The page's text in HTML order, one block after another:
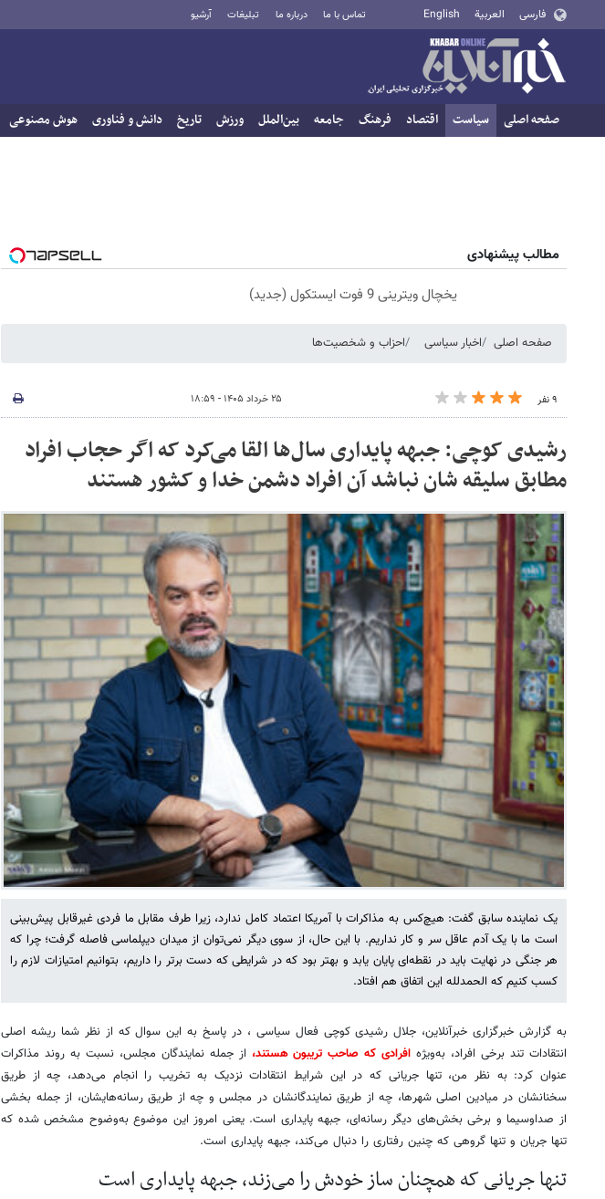
فارسی العربية English تماس با ما درباره ما تبلیغات آرشیو
صفحه اصلی سیاست اقتصاد فرهنگ جامعه بین‌الملل ورزش تاریخ دانش و فناوری هوش مصنوعی
مطالب پیشنهادی
یخچال ویترینی 9 فوت ایستکول (جدید)
صفحه اصلی اخبار سیاسی احزاب و شخصیت‌ها
۹ نفر ۲۵ خرداد ۱۴۰۵ - ۱۸:۵۹
رشیدی کوچی: جبهه پایداری سال‌ها القا می‌کرد که اگر حجاب افراد
مطابق سلیقه شان نباشد آن افراد دشمن خدا و کشور هستند
یک نماینده سابق گفت: هیچ‌کس به مذاکرات با آمریکا اعتماد کامل ندارد، زیرا طرف مقابل ما فردی غیرقابل پیش‌بینی
است ما با یک آدم عاقل سر و کار نداریم. با این حال، از سوی دیگر نمی‌توان از میدان دیپلماسی فاصله گرفت؛ چرا که
هر جنگی در نهایت باید در نقطه‌ای پایان یابد و بهتر بود که در شرایطی که دست برتر را داریم، بتوانیم امتیازات لازم را
کسب کنیم که الحمدلله این اتفاق هم افتاد.
به گزارش خبرگزاری خبرآنلاین، جلال رشیدی کوچی فعال سیاسی ، در پاسخ به این سوال که از نظر شما ریشه اصلی
انتقادات تند برخی افراد، به‌ویژهافرادی که صاحب تریبون هستند، از جمله نمایندگان مجلس، نسبت به روند مذاکرات
عنوان کرد: به نظر من، تنها جریانی که در این شرایط انتقادات نزدیک به تخریب را انجام می‌دهد، چه از طریق
سخنانشان در میادین اصلی شهرها، چه از طریق نمایندگانشان در مجلس و چه از طریق رسانه‌هایشان، از جمله بخشی
از صداوسیما و برخی بخش‌های دیگر رسانه‌ای، جبهه پایداری است. یعنی امروز این موضوع به‌وضوح مشخص شده که
تنها جریان و تنها گروهی که چنین رفتاری را دنبال می‌کند، جبهه پایداری است.
تنها جریانی که همچنان ساز خودش را می‌زند، جبهه پایداری است